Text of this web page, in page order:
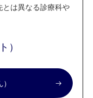
とは異なる診療科や
）